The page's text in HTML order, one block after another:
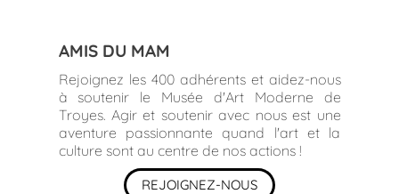
AMIS DU MAM
Rejoignez les 400 adhérents et aidez-nous
à soutenir le Musée d'Art Moderne de
Troyes. Agir et soutenir avec nous est une
aventure passionnante quand l'art et la
culture sont au centre de nos actions !
REJOIGNEZ-NOUS